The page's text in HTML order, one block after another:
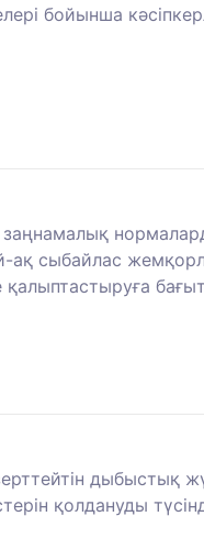
бойынша
ақ сыбайлас
дыбыстық
қолдануды